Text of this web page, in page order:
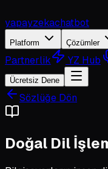
yapayzekachatbot
Platform Çözümler
Partnerlik
YZ Hub
Ücretsiz Dene
Sözlüğe Dön
Doğal Dil